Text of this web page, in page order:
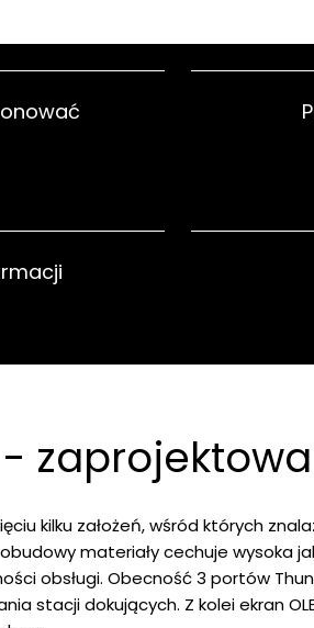
-
kilku założeń, wśród których
materiały cechuje wysoka
obsługi. Obecność 3 portów
stacji dokujących. Z kolei ekran